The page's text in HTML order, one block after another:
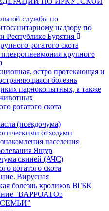
службы по
надзору по
Республике Бурятия
рогатого скота
плевропневмония крупного
остро протекающая и
болезнь
парнокопытных, а также
рогатого скота
(псевдочума)
отходами
населения
Ящур
свиней (АЧС)
рогатого скота
Вирусная
болезнь кроликов ВГБК
"ВАРРОАТОЗ